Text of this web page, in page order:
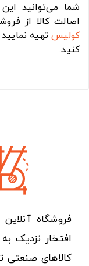
شما می‌توانید
اصالت کالا از
کولیستهیه
کنید.
فروشگاه